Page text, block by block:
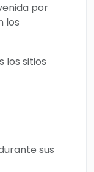
por
los
los sitios
sus